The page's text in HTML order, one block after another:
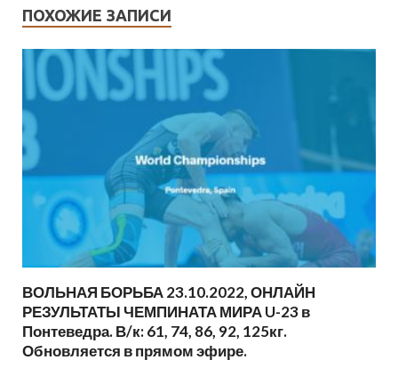
ПОХОЖИЕ ЗАПИСИ
ВОЛЬНАЯ БОРЬБА 23.10.2022, ОНЛАЙН
РЕЗУЛЬТАТЫ ЧЕМПИНАТА МИРА U-23 в
Понтеведра. В/к: 61, 74, 86, 92, 125кг.
Обновляется в прямом эфире.